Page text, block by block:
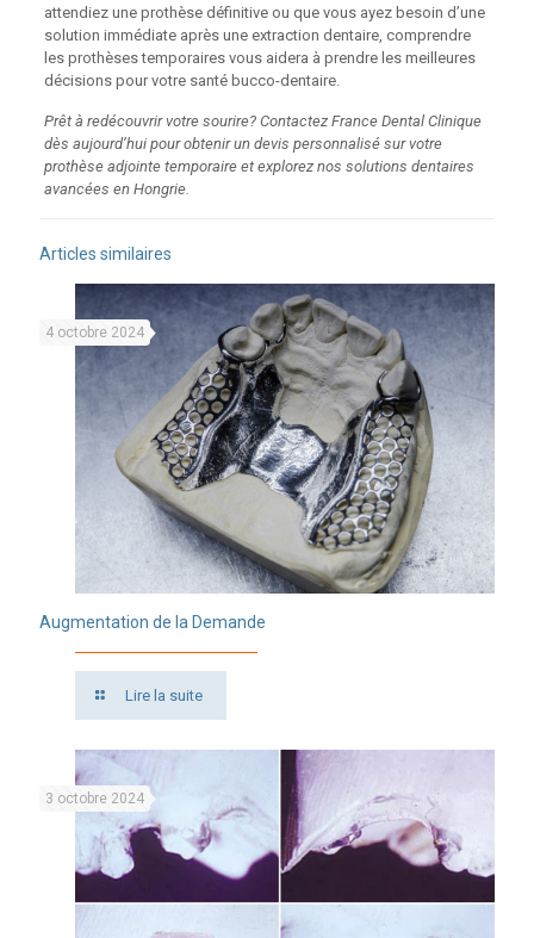
attendiez une prothèse définitive ou que vous ayez besoin d’une
solution immédiate après une extraction dentaire, comprendre
les prothèses temporaires vous aidera à prendre les meilleures
décisions pour votre santé bucco-dentaire.
Prêt à redécouvrir votre sourire? Contactez France Dental Clinique
dès aujourd’hui pour obtenir un devis personnalisé sur votre
prothèse adjointe temporaire et explorez nos solutions dentaires
avancées en Hongrie.
Articles similaires
4 octobre 2024
Augmentation de la Demande
Lire la suite
3 octobre 2024